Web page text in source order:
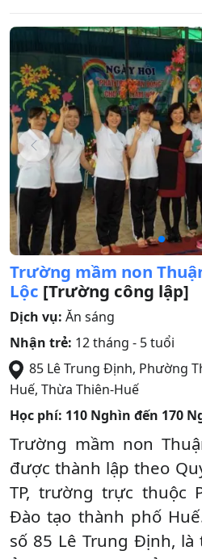
Trường mầm non
Lộc [Trường công lập]
Dịch vụ: Ăn sáng
Nhận trẻ: 12 tháng - 5 tuổi
85 Lê Trung Định, Phường
Huế, Thừa Thiên-Huế
Học phí: 110 Nghìn đến 170
Trường mầm non
được thành lập theo
TP, trường trực thuộc
Đào tạo thành phố
số 85 Lê Trung Định,